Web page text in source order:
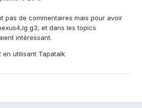
pas de commentaires mais pour avoir
g3, et dans les topics
intéressant.
en utilisant Tapatalk